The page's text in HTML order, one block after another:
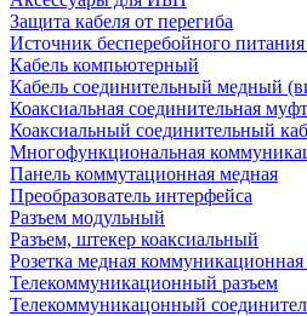
Защита кабеля от перегиба
Источник бесперебойного
Кабель компьютерный
Кабель соединительный медный
Коаксиальная соединительная
Коаксиальный соединительный
Многофункциональная
Панель коммутационная медная
Преобразователь интерфейса
Разъем модульный
Разъем, штекер коаксиальный
Розетка медная коммуникационная
Телекоммуникационный разъем
Телекоммуникацонный